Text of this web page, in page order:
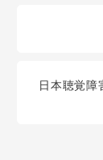
日本聴覚障